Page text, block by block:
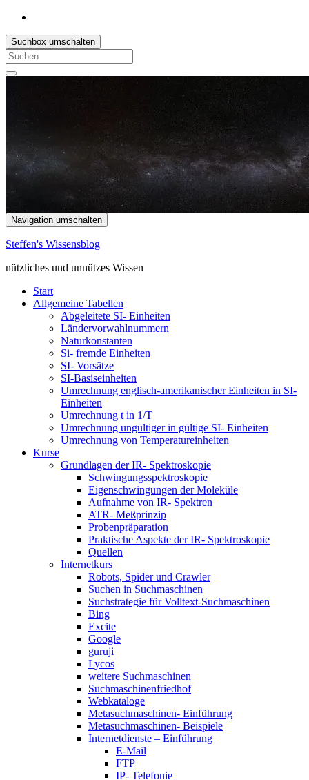
Suchbox umschalten
Search
for:
Navigation umschalten
Steffen's Wissensblog
nützliches und unnützes Wissen
Start
Allgemeine Tabellen
Abgeleitete SI- Einheiten
Ländervorwahlnummern
Naturkonstanten
Si- fremde Einheiten
SI- Vorsätze
SI-Basiseinheiten
Umrechnung englisch-amerikanischer Einheiten in SI-
Einheiten
Umrechnung t in 1/T
Umrechnung ungültiger in gültige SI- Einheiten
Umrechnung von Temperatureinheiten
Kurse
Grundlagen der IR- Spektroskopie
Schwingungsspektroskopie
Eigenschwingungen der Moleküle
Aufnahme von IR- Spektren
ATR- Meßprinzip
Probenpräparation
Praktische Aspekte der IR- Spektroskopie
Quellen
Internetkurs
Robots, Spider und Crawler
Suchen in Suchmaschinen
Suchstrategie für Volltext-Suchmaschinen
Bing
Excite
Google
guruji
Lycos
weitere Suchmaschinen
Suchmaschinenfriedhof
Webkataloge
Metasuchmaschinen- Einführung
Metasuchmaschinen- Beispiele
Internetdienste – Einführung
E-Mail
FTP
IP- Telefonie